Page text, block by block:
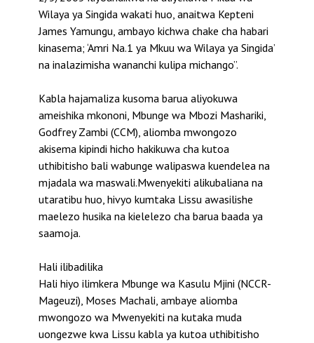
Wilaya ya Singida wakati huo, anaitwa Kepteni
James Yamungu, ambayo kichwa chake cha habari
kinasema; ‘Amri Na.1 ya Mkuu wa Wilaya ya Singida’
na inalazimisha wananchi kulipa michango”.
Kabla hajamaliza kusoma barua aliyokuwa
ameishika mkononi, Mbunge wa Mbozi Mashariki,
Godfrey Zambi (CCM), aliomba mwongozo
akisema kipindi hicho hakikuwa cha kutoa
uthibitisho bali wabunge walipaswa kuendelea na
mjadala wa maswali.Mwenyekiti alikubaliana na
utaratibu huo, hivyo kumtaka Lissu awasilishe
maelezo husika na kielelezo cha barua baada ya
saamoja.
Hali ilibadilika
Hali hiyo ilimkera Mbunge wa Kasulu Mjini (NCCR-
Mageuzi), Moses Machali, ambaye aliomba
mwongozo wa Mwenyekiti na kutaka muda
uongezwe kwa Lissu kabla ya kutoa uthibitisho